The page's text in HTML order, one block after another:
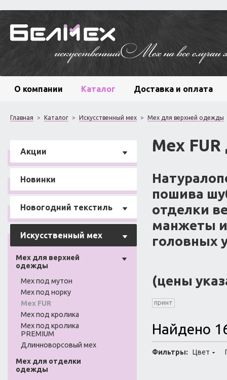
О компании Каталог Доставка и оплата
Главная > Каталог > Искусственный мех > Мех для верхней одежды
Акции
Новинки
Новогодний текстиль
Искусственный мех
Мех для верхней
одежды
Мех под мутон
Мех под норку
Мех FUR
Мех под кролика
Мех под кролика
PREMIUM
Длинноворсовый мех
Мех для отделки
одежды
Мех
пошива
отделки
манжеты
головных
(цены
принт
Найдено
Фильтры: Цвет